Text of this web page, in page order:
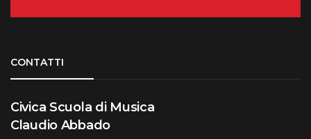
CONTATTI
Civica Scuola di Musica
Claudio Abbado